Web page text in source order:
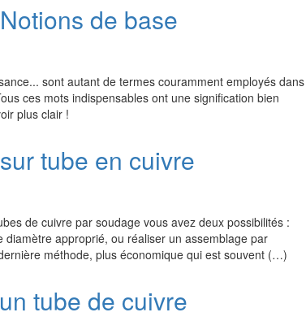
de base
sont autant de termes couramment employés dans
ces mots indispensables ont une signification bien
plus clair !
tube en cuivre
de cuivre par soudage vous avez deux possibilités :
diamètre approprié, ou réaliser un assemblage par
méthode, plus économique qui est souvent (…)
tube de cuivre